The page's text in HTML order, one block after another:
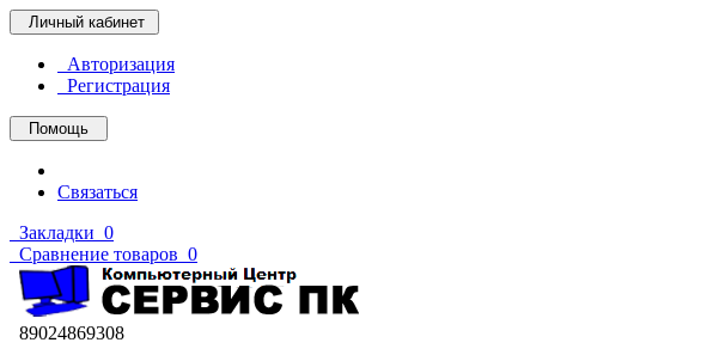
Личный кабинет
Авторизация
Регистрация
Помощь
Связаться
Закладки 0
Сравнение товаров 0
89024869308